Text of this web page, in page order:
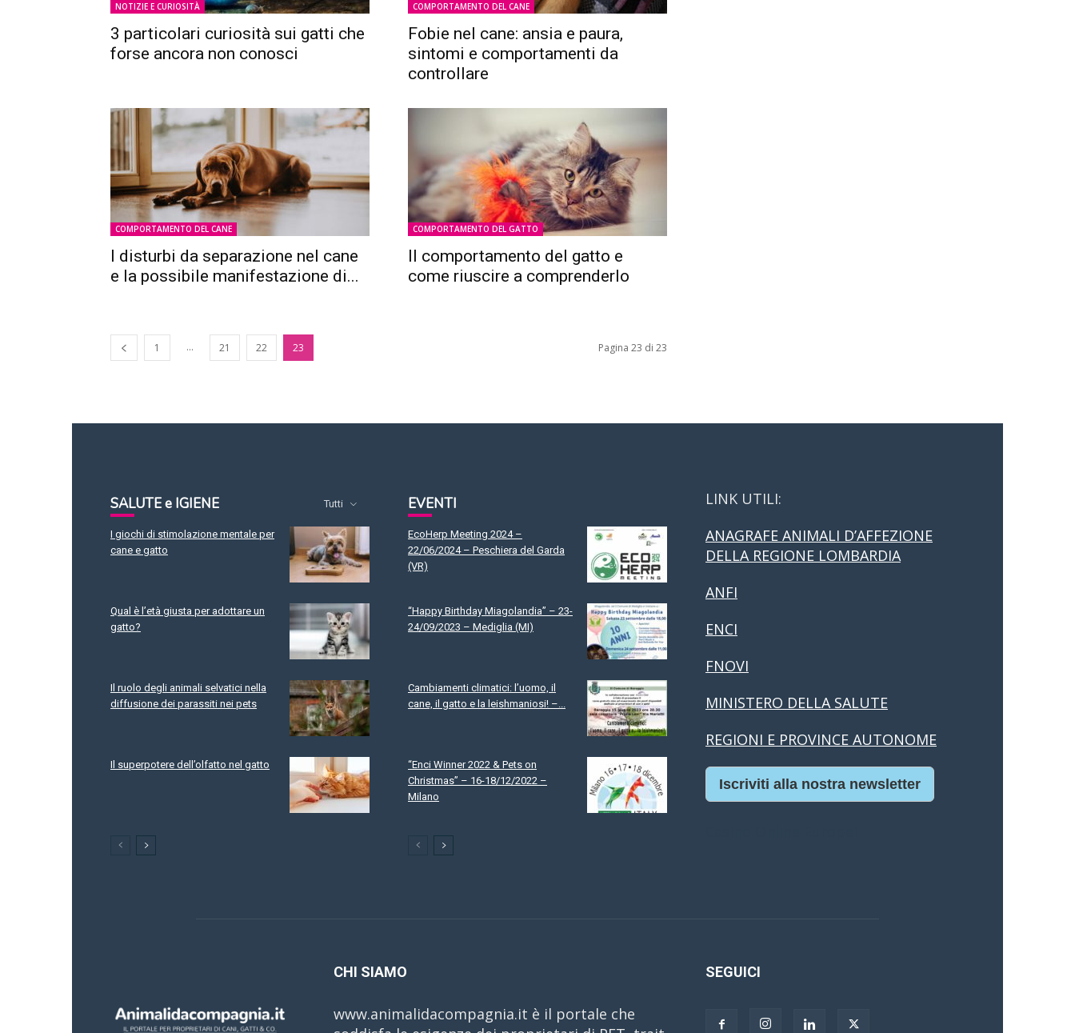
NOTIZIE E CURIOSITÀ
3 particolari curiosità sui gatti che
forse ancora non conosci
COMPORTAMENTO DEL CANE
Fobie nel cane: ansia e paura,
sintomi e comportamenti da
controllare
COMPORTAMENTO DEL CANE
I disturbi da separazione nel cane
e la possibile manifestazione di...
COMPORTAMENTO DEL GATTO
Il comportamento del gatto e
come riuscire a comprenderlo
1 ... 21 22 23 Pagina 23 di 23
SALUTE e IGIENE Tutti
I giochi di stimolazione mentale per
cane e gatto
Qual è l’età giusta per adottare un
gatto?
Il ruolo degli animali selvatici nella
diffusione dei parassiti nei pets
Il superpotere dell’olfatto nel gatto
EVENTI
EcoHerp Meeting 2024 –
22/06/2024 – Peschiera del Garda
(VR)
“Happy Birthday Miagolandia” – 23-
24/09/2023 – Mediglia (MI)
Cambiamenti climatici: l’uomo, il
cane, il gatto e la leishmaniosi! –...
“Enci Winner 2022 & Pets on
Christmas” – 16-18/12/2022 –
Milano
LINK UTILI:
ANAGRAFE ANIMALI D’AFFEZIONE
DELLA REGIONE LOMBARDIA
ANFI
ENCI
FNOVI
MINISTERO DELLA SALUTE
REGIONI E PROVINCE AUTONOME
Iscriviti alla nostra newsletter
CHI SIAMO
www.animalidacompagnia.it è il portale che
SEGUICI